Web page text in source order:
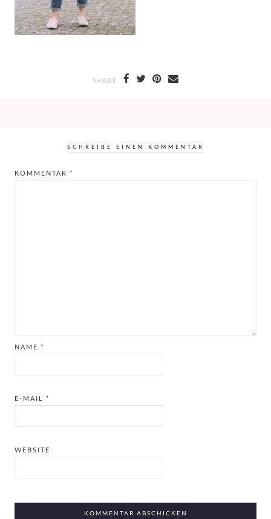
SHARE
SCHREIBE EINEN KOMMENTAR
KOMMENTAR *
NAME *
E-MAIL *
WEBSITE